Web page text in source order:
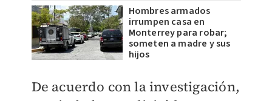
Hombres armados
irrumpen casa en
Monterrey para robar;
someten a madre y sus
hijos
De acuerdo con la investigación,